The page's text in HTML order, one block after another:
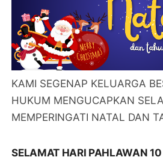
KAMI SEGENAP KELUARGA
HUKUM MENGUCAPKAN
MEMPERINGATI NATAL DAN
SELAMAT HARI PAHLAWAN